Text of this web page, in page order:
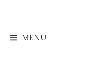
MENÜ